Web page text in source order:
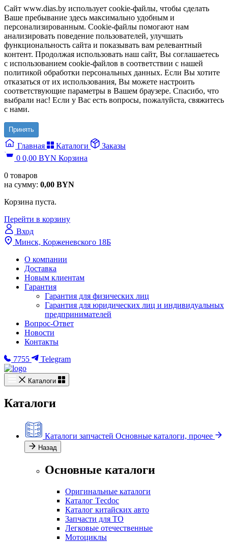
Сайт www.dias.by использует cookie-файлы, чтобы сделать
Ваше пребывание здесь максимально удобным и
персонализированным. Cookie-файлы помогают нам
анализировать поведение пользователей, улучшать
функциональность сайта и показывать вам релевантный
контент. Продолжая использовать наш сайт, Вы соглашаетесь
с использованием cookie-файлов в соответствии с нашей
политикой обработки персональных данных. Если Вы хотите
отказаться от их использования, Вы можете настроить
соответствующие параметры в Вашем браузере. Спасибо, что
выбрали нас! Если у Вас есть вопросы, пожалуйста, свяжитесь
с нами.
Принять
Главная Каталоги
Заказы
0 0,00 BYN Корзина
0 товаров
на сумму: 0,00 BYN
Корзина пуста.
Перейти в корзину
Вход
Минск, Корженевского 18Б
О компании
Доставка
Новым клиентам
Гарантия
Гарантия для физических лиц
Гарантия для юридических лиц и индивидуальных
предпринимателей
Вопрос-Ответ
Новости
Контакты
7755
Telegram
Каталоги
Каталоги
Каталоги запчастей Основные каталоги, прочее
Назад
Основные каталоги
Оригинальные каталоги
Каталог Тecdoc
Каталог китайских авто
Запчасти для ТО
Легковые отечественные
Мотоциклы